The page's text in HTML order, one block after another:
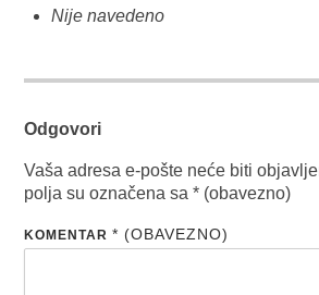
Nije navedeno
Odgovori
Vaša adresa e-pošte neće biti
polja su označena sa* (obavezno)
KOMENTAR* (OBAVEZNO)